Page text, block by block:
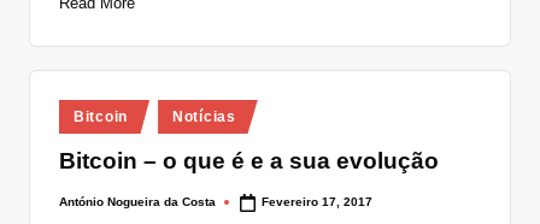
Posted
in
Bitcoin Notícias
Bitcoin – o que é e a sua evolução
Posted
António Nogueira da Costa Fevereiro 17, 2017